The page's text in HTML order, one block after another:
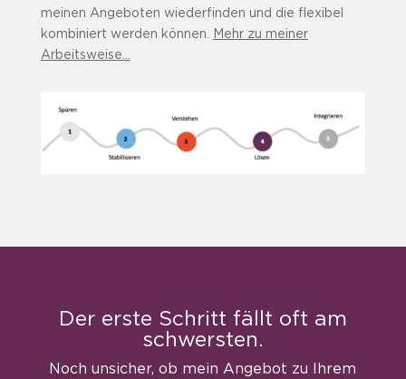
meinen Angeboten wiederfinden und die flexibel
kombiniert werden können.
Mehr zu meiner
Arbeitsweise…
Der erste Schritt fällt oft am
schwersten.
Noch unsicher, ob mein Angebot zu Ihrem